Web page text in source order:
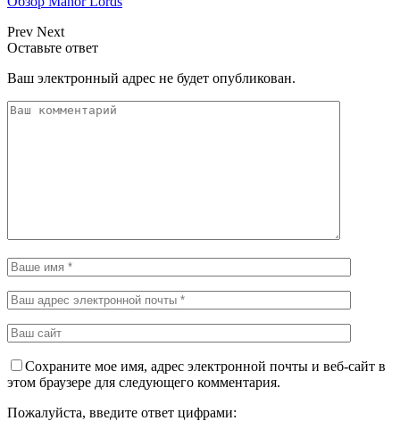
Prev Next
Оставьте ответ
Ваш электронный адрес не будет опубликован.
Сохраните мое имя, адрес электронной почты и веб-сайт в
этом браузере для следующего комментария.
Пожалуйста, введите ответ цифрами: